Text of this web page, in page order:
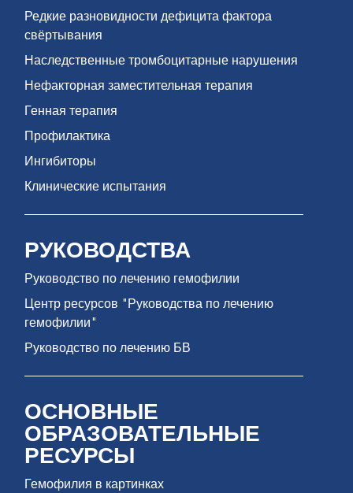
Редкие разновидности дефицита фактора
свёртывания
Наследственные тромбоцитарные нарушения
Нефакторная заместительная терапия
Генная терапия
Профилактика
Ингибиторы
Клинические испытания
РУКОВОДСТВА
Руководство по лечению гемофилии
Центр ресурсов "Руководства по лечению
гемофилии"
Руководство по лечению БВ
ОСНОВНЫЕ
ОБРАЗОВАТЕЛЬНЫЕ
РЕСУРСЫ
Гемофилия в картинках